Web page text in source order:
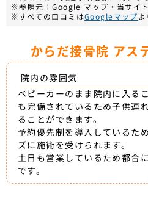
※参照元：Google マップ・当サイ
※すべての口コミはGoogleマップ
からだ接骨院 アス
院内の雰囲気
ベビーカーのまま院内に入る
も完備されているため子供連
ることができます。
予約優先制を導入しているた
ズに施術を受けられます。
土日も営業しているため都合
です。